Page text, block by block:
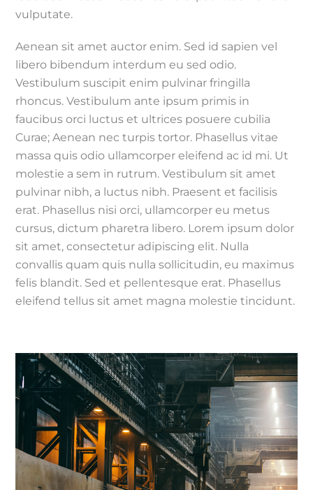
vulputate.
Aenean sit amet auctor enim. Sed id sapien vel
libero bibendum interdum eu sed odio.
Vestibulum suscipit enim pulvinar fringilla
rhoncus. Vestibulum ante ipsum primis in
faucibus orci luctus et ultrices posuere cubilia
Curae; Aenean nec turpis tortor. Phasellus vitae
massa quis odio ullamcorper eleifend ac id mi. Ut
molestie a sem in rutrum. Vestibulum sit amet
pulvinar nibh, a luctus nibh. Praesent et facilisis
erat. Phasellus nisi orci, ullamcorper eu metus
cursus, dictum pharetra libero. Lorem ipsum dolor
sit amet, consectetur adipiscing elit. Nulla
convallis quam quis nulla sollicitudin, eu maximus
felis blandit. Sed et pellentesque erat. Phasellus
eleifend tellus sit amet magna molestie tincidunt.